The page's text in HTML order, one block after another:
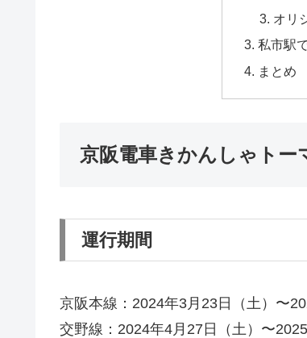
オリ
私市駅
まとめ
京阪電車きかんしゃトー
運行期間
京阪本線：2024年3月23日（土）〜
交野線：2024年4月27日（土）〜